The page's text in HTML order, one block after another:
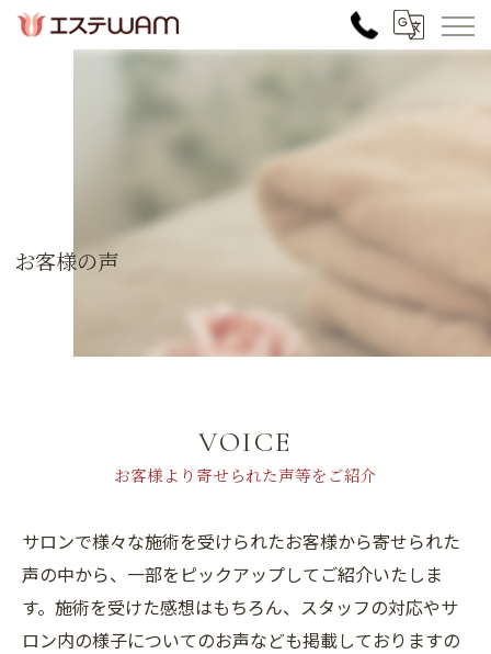
お客様の声
VOICE
お客様より寄せられた声等をご紹介
サロンで様々な施術を受けられたお客様から寄せられた
声の中から、一部をピックアップしてご紹介いたしま
す。施術を受けた感想はもちろん、スタッフの対応やサ
ロン内の様子についてのお声なども掲載しておりますの